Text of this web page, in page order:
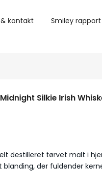
kontakt
Smiley rapport
Silkie Irish
destilleret tørvet malt i
blanding, der fuldender